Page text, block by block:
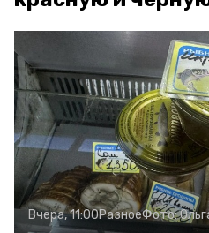
Вчера, 11:00РазноеФото: